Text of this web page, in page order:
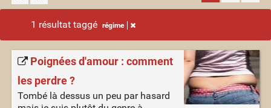
1 résultat taggé régime
Poignées d'amour : comment
les perdre ?
Tombé là dessus un peu par hasard